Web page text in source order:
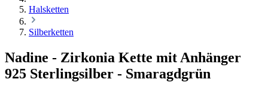
Halsketten
Silberketten
Nadine - Zirkonia Kette mit Anhänger
925 Sterlingsilber - Smaragdgrün